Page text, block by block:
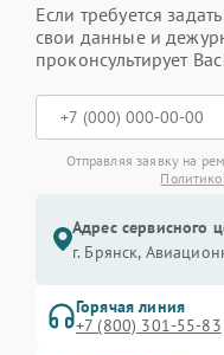
Если требуется
свои данные и
проконсультирует
Отправляя заявку на
Адрес сервисного
г. Брянск,
Горячая линия
+7 (800) 301-55-83